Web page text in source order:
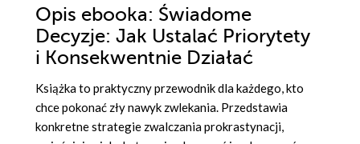
Opis ebooka: Świadome
Decyzje: Jak Ustalać Priorytety
i Konsekwentnie Działać
Książka to praktyczny przewodnik dla każdego, kto
chce pokonać zły nawyk zwlekania. Przedstawia
konkretne strategie zwalczania prokrastynacji,